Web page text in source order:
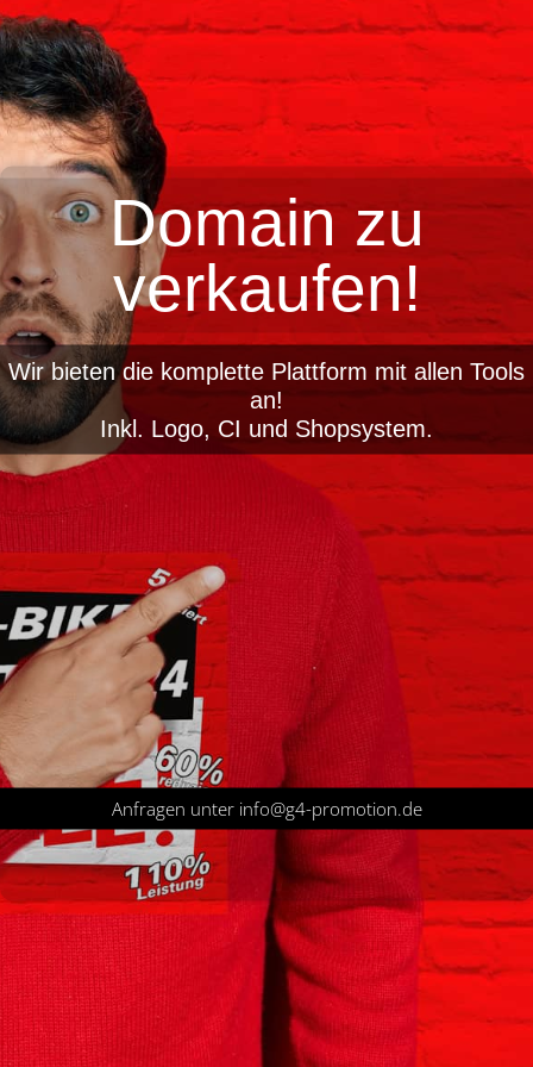
Domain zu
verkaufen!
Wir bieten die komplette Plattform mit allen Tools
an!
Inkl. Logo, CI und Shopsystem.
Anfragen unter info@g4-promotion.de